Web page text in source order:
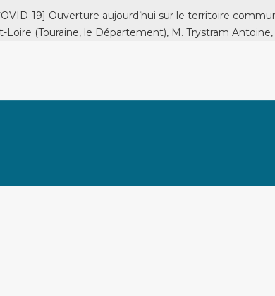
19] Ouverture aujourd’hui sur le territoire
(Touraine, le Département), M. Trystram